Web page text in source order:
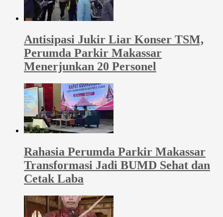
Antisipasi Jukir Liar Konser TSM,
Perumda Parkir Makassar
Menerjunkan 20 Personel
Rahasia Perumda Parkir Makassar
Transformasi Jadi BUMD Sehat dan
Cetak Laba